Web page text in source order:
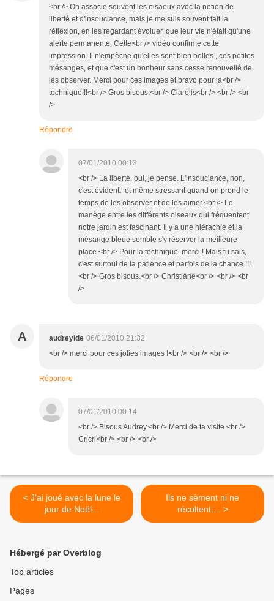
<br /> On associe souvent les oisaeux avec la notion de
liberté et d'insouciance, mais je me suis souvent fait la
réflexion, en les regardant évoluer, que leur vie n'était qu'une
alerte permanente. Cette<br /> vidéo confirme cette
impression. Il n'empèche qu'elles sont bien belles , ces petites
mésanges, et que c'est un bonheur sans cesse renouvellé de
les observer. Merci pour ces images et bravo pour la<br />
technique!!!<br /> Gros bisous,<br /> Clarélis<br /> <br /> <br
/>
Répondre
07/01/2010 00:13
<br /> La liberté, oui, je pense. L'insouciance, non,
c'est évident, et même stressant quand on prend le
temps de les observer et de les aimer.<br /> Le
manège entre les différents oiseaux qui fréquentent
notre jardin est fascinant. Il y a une hièrachie et la
mésange bleue semble s'y réserver la meilleure
place.<br /> Pour la technique, merci ! Mais tu sais,
c'est surtout de la patience et parfois de la chance !!!
<br /> Gros bisous.<br /> Christiane<br /> <br /> <br
/>
A audreyide 06/01/2010 21:32
<br /> merci pour ces jolies images !<br /> <br /> <br />
Répondre
07/01/2010 00:14
<br /> Bisous Audrey.<br /> Merci de ta visite.<br />
Cricri<br /> <br /> <br />
< J'ai joué avec la lune le
jour de Noël...
Ils ne sèment ni ne
récoltent.... >
Hébergé par Overblog
Top articles
Pages